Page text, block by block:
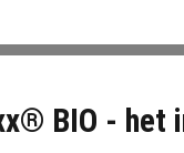
BIO - het